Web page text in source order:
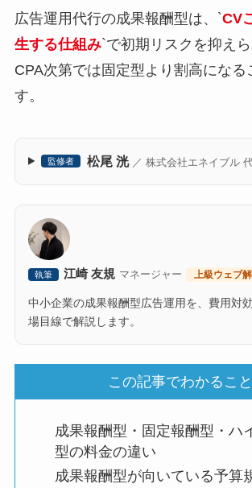
広告運用代行の成果報酬型は、`CV
生する仕組み`で初期リスクを抑えら
CPA次第では固定型より割高になる
す。
監修者 松尾 洸／ 株式会社エネイブル
執筆 江崎 友規 マネージャー 上級ウェブ
中小企業の成果報酬型広告運用を、費用対
場目線で解説します。
この記事でわかること
成果報酬型・固定報酬型・ハ
型の料金の違い
成果報酬型が向いている予算